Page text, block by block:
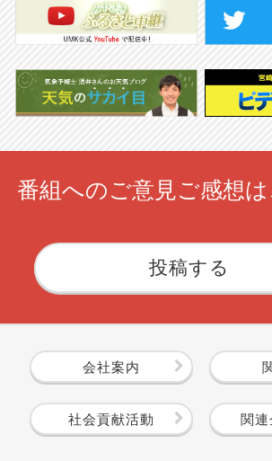
番組へのご意見ご感想
投稿する
会社案内
社会貢献活動 関連